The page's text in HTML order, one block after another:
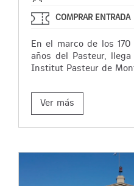
COMPRAR ENTRADA
En el marco de los
años del Pasteur,
Institut Pasteur de
Ver más